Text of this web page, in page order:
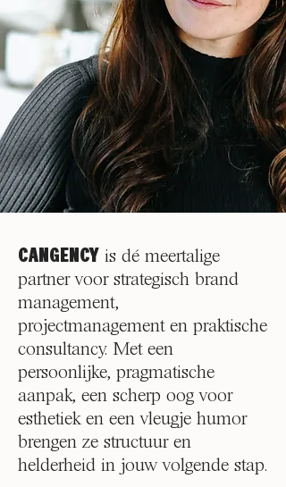
CANGENCY is dé meertalige
partner voor strategisch brand
management,
projectmanagement en praktische
consultancy. Met een
persoonlijke, pragmatische
aanpak, een scherp oog voor
esthetiek en een vleugje humor
brengen ze structuur en
helderheid in jouw volgende stap.